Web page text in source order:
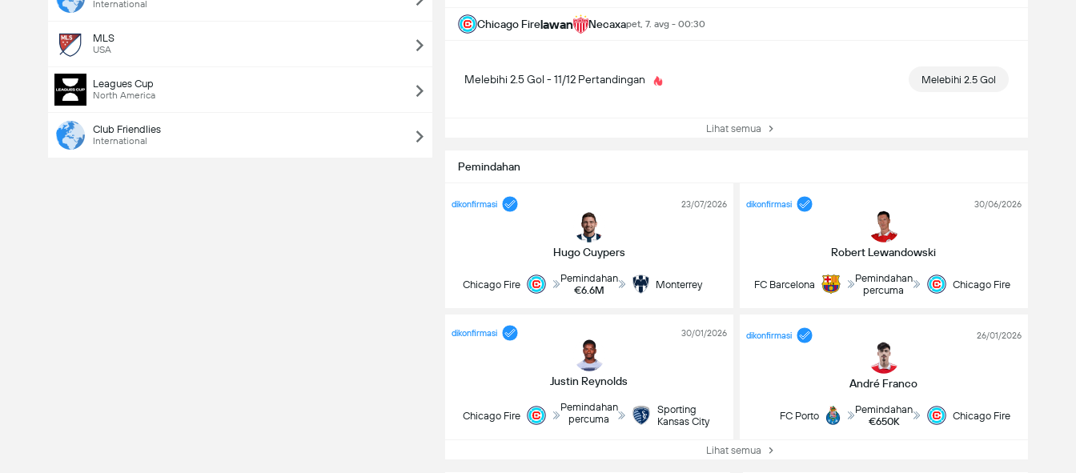
International
MLS
USA
Leagues Cup
North America
Club Friendlies
International
Chicago Firelawan Necaxapet, 7. avg - 00:30
Melebihi 2.5 Gol - 11/12 Pertandingan Melebihi 2.5 Gol
Lihat semua
Pemindahan
dikonfirmasi
Hugo Cuypers
23/07/2026
Chicago Fire
Pemindahan
€6.6M
Monterrey
dikonfirmasi
Robert Lewandowski
30/06/2026
FC Barcelona
Pemindahan
percuma
Chicago Fire
dikonfirmasi
Justin Reynolds
30/01/2026
Chicago Fire
Pemindahan
percuma
Sporting
Kansas City
dikonfirmasi
André Franco
26/01/2026
FC Porto
Pemindahan
€650K
Chicago Fire
Lihat semua